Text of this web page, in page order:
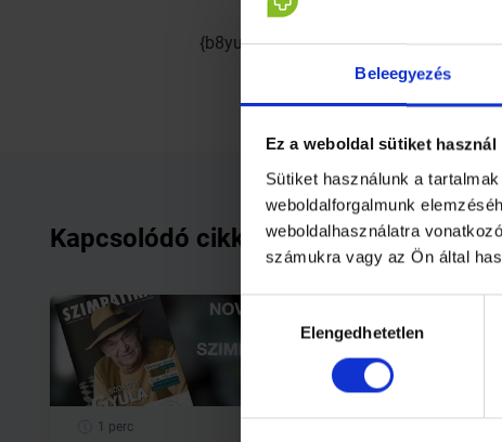
Beleegyezés
Ez a weboldal sütiket használ
Sütiket használunk a
weboldalforgalmunk
weboldalhasználatra
számukra vagy az Ön által
Hozzájárulás
kiválasztásaElengedhetetlen
{b8yu66xC2hY}
Kapcsolódó cikkek
1 perc